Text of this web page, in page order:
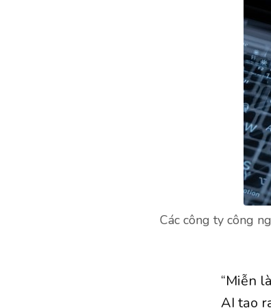
Các công ty công
“Miễn
AI tạo